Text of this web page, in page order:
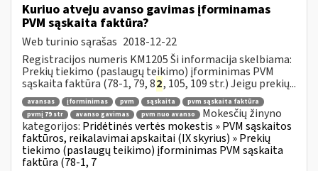
Kuriuo atveju avanso gavimas įforminamas
PVM sąskaita faktūra?
Web turinio sąrašas 2018-12-22
Registracijos numeris KM1205 Ši informacija skelbiama:
Prekių tiekimo (paslaugų teikimo) įforminimas PVM
sąskaita faktūra (78-1, 79, 82, 105, 109 str.) Jeigu prekių...
avansas įforminimas pvm sąskaita
pvm sąskaita faktūra
pvmį 79 str
avanso gavimas pvm nuo avanso
Mokesčių žinyno
kategorijos: Pridėtinės vertės mokestis » PVM sąskaitos
faktūros, reikalavimai apskaitai (IX skyrius) » Prekių
tiekimo (paslaugų teikimo) įforminimas PVM sąskaita
faktūra (78-1, 7